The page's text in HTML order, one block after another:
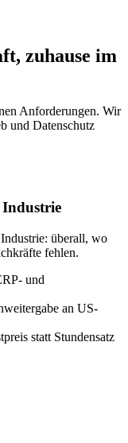
zuhause im
Anforderungen. Wir
und Datenschutz
überall, wo
fehlen.
und
an US-
statt Stundensatz